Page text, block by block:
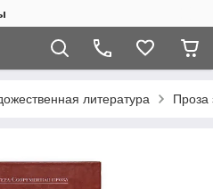
литература Проза